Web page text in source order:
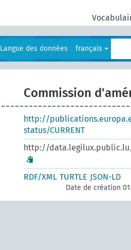
Langue des données français
Commission
http://
status/CURRENT
http://
RDF/XML TURTLE JSON-LD
Date de création